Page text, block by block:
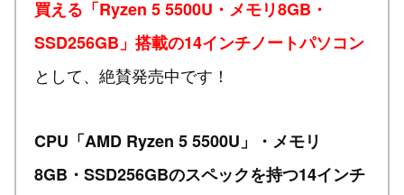
買える「Ryzen 5 5500U・メモリ8GB・
SSD256GB」搭載の14インチノートパソコン
として、絶賛発売中です！
CPU「AMD Ryzen 5 5500U」・メモリ
8GB・SSD256GBのスペックを持つ14インチ